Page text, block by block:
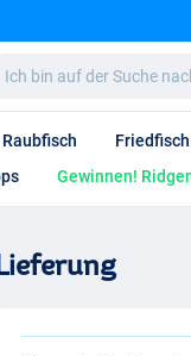
bin
auf
Suche
nach…
Raubfisch Friedfisch
Gewinnen!
Lieferung